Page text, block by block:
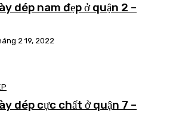
dép nam đẹp ở quận 2 –
2 19, 2022
dép cực chất ở quận 7 –